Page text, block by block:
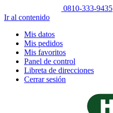
0810-333-9435
Ir al contenido
Mis datos
Mis pedidos
Mis favoritos
Panel de control
Libreta de direcciones
Cerrar sesión